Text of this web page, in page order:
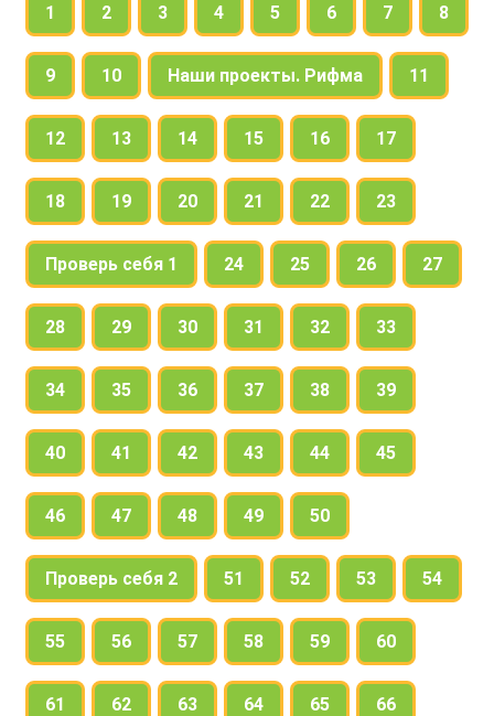
1 2 3 4 5 6 7 8
9 10 Наши проекты. Рифма 11
12 13 14 15 16 17
18 19 20 21 22 23
Проверь себя 1 24 25 26 27
28 29 30 31 32 33
34 35 36 37 38 39
40 41 42 43 44 45
46 47 48 49 50
Проверь себя 2 51 52 53 54
55 56 57 58 59 60
61 62 63 64 65 66